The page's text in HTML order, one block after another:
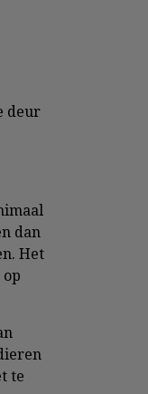
deur
dan
Het
te